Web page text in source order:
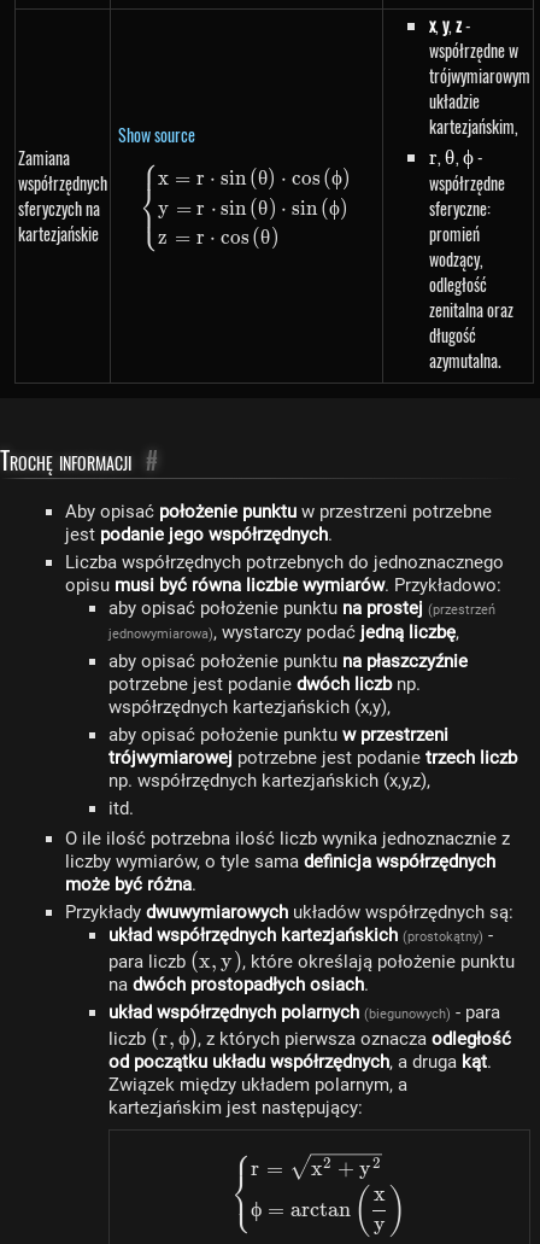
Zamiana
współrzędnych
sferyczych na
kartezjańskie
Show source
\begin{dcases}x=r \cdot
⎩
⎨⎧x = r ⋅ sin (θ) ⋅ cos (ϕ)
y = r ⋅ sin(θ) ⋅ sin(ϕ)
z = r ⋅ cos (θ)
x,y,z-
współrzędne w
trójwymiarowym
układzie
kartezjańskim,
r
r,\theta
θ, \phi
ϕ-
współrzędne
sferyczne:
promień
wodzący,
odległość
zenitalna oraz
długość
azymutalna.
Trochę informacji #
Aby opisać położenie punktu w przestrzeni potrzebne
jest podanie jego współrzędnych.
Liczba współrzędnych potrzebnych do jednoznacznego
opisu musi być równa liczbie wymiarów. Przykładowo:
aby opisać położenie punktu na prostej (przestrzeń
jednowymiarowa), wystarczy podać jedną liczbę,
aby opisać położenie punktu na płaszczyźnie
potrzebne jest podanie dwóch liczbnp.
współrzędnych kartezjańskich (x,y),
aby opisać położenie punktu w przestrzeni
trójwymiarowej potrzebne jest podanie trzech liczb
np. współrzędnych kartezjańskich (x,y,z),
itd.
O ile ilość potrzebna ilość liczb wynika jednoznacznie z
liczby wymiarów, o tyle sama definicja współrzędnych
może być różna.
Przykłady dwuwymiarowych układów współrzędnych są:
układ współrzędnych kartezjańskich (prostokątny) -
para liczb (x,
y)
(x,y), które określają położenie punktu
na dwóch prostopadłych osiach.
układ współrzędnych polarnych (biegunowych) - para
liczb (r,
\phi)
(r,ϕ), z których pierwsza oznacza odległość
od początku układu współrzędnych, a druga kąt.
Związek między układem polarnym, a
kartezjańskim jest następujący:
⎩
⎨⎧r = x2 + y2
ϕ = arctan ( y
x )